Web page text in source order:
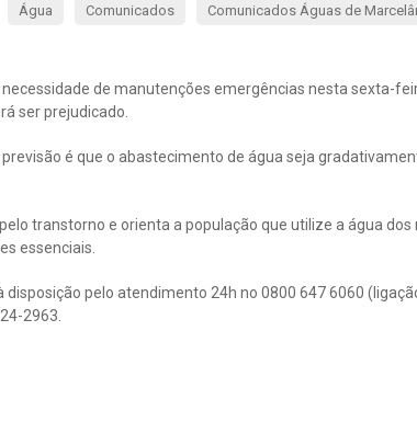
Água Comunicados Comunicados Águas de
de manutenções emergências nesta sexta-
ser prejudicado.
é que o abastecimento de água seja
transtorno e orienta a população que utilize a água dos
essenciais.
pelo atendimento 24h no 0800 647 6060
2963.